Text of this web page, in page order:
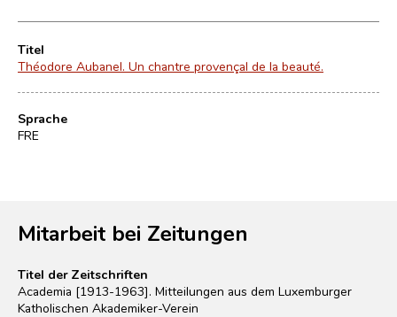
Titel
Théodore Aubanel. Un chantre provençal de la beauté.
Sprache
FRE
Mitarbeit bei Zeitungen
Titel der Zeitschriften
Academia [1913-1963]. Mitteilungen aus dem Luxemburger
Katholischen Akademiker-Verein